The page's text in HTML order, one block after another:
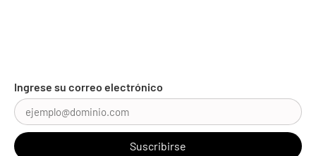
Ingrese su correo electrónico